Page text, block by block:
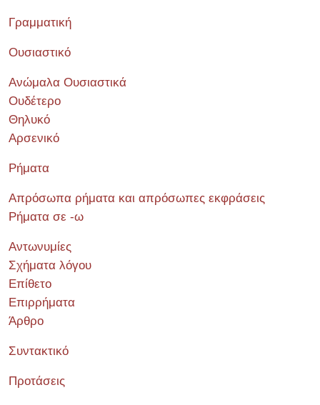
Γραμματική
Ουσιαστικό
Ανώμαλα Ουσιαστικά
Ουδέτερο
Θηλυκό
Αρσενικό
Ρήματα
Απρόσωπα ρήματα και απρόσωπες εκφράσεις
Ρήματα σε -ω
Αντωνυμίες
Σχήματα λόγου
Επίθετο
Επιρρήματα
Άρθρο
Συντακτικό
Προτάσεις